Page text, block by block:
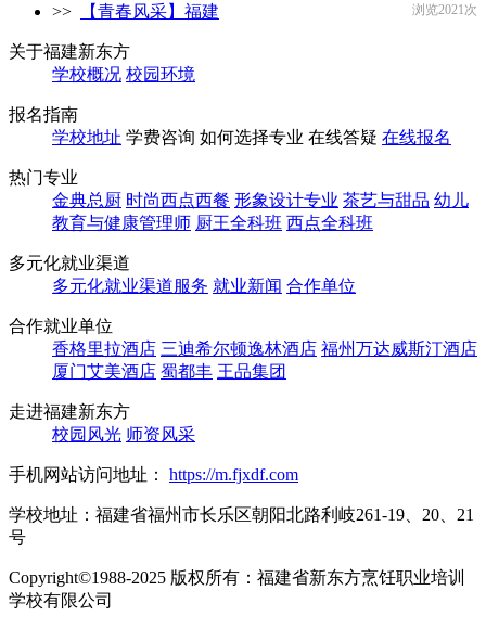
>> 【青春风采】福建 浏览2021次
关于福建新东方
学校概况 校园环境
报名指南
学校地址 学费咨询 如何选择专业 在线答疑 在线报名
热门专业
金典总厨 时尚西点西餐 形象设计专业 茶艺与甜品 幼儿
教育与健康管理师 厨王全科班 西点全科班
多元化就业渠道
多元化就业渠道服务 就业新闻 合作单位
合作就业单位
香格里拉酒店 三迪希尔顿逸林酒店 福州万达威斯汀酒店
厦门艾美酒店 蜀都丰 王品集团
走进福建新东方
校园风光 师资风采
手机网站访问地址： https://m.fjxdf.com
学校地址：福建省福州市长乐区朝阳北路利岐261-19、20、21
号
Copyright©1988-2025 版权所有：福建省新东方烹饪职业培训
学校有限公司